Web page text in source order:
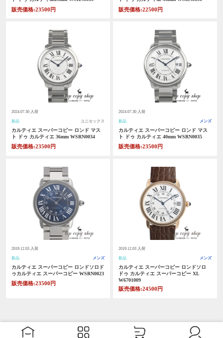
販売価格:23500円 販売価格:22500円
2024.07.30 入荷
新品 ユニセックス
カルティエ スーパーコピー ロンド マス
ト ドゥ カルティエ 36mm WSRN0034
販売価格:23500円
2024.07.30 入荷
新品 メンズ
カルティエ スーパーコピー ロンド マス
ト ドゥ カルティエ 40mm WSRN0035
販売価格:23500円
2019.12.03 入荷
新品 メンズ
カルティエ スーパーコピー ロンドソロド
ゥカルティエ スーパーコピー WSRN0023
販売価格:23500円
2019.12.03 入荷
新品 メンズ
カルティエ スーパーコピー ロンドソロ
ドゥ カルティエ スーパーコピー XL
W6701009
販売価格:24500円